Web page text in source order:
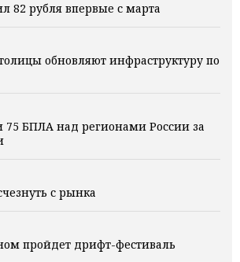
82 рубля впервые с марта
обновляют инфраструктуру по
БПЛА над регионами России за
с рынка
пройдет дрифт-фестиваль